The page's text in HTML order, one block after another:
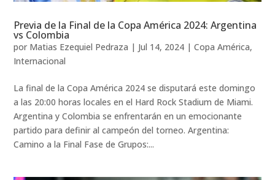
Previa de la Final de la Copa América 2024: Argentina
vs Colombia
por Matias Ezequiel Pedraza | Jul 14, 2024 |Copa América,
Internacional
La final de la Copa América 2024 se disputará este domingo
a las 20:00 horas locales en el Hard Rock Stadium de Miami.
Argentina y Colombia se enfrentarán en un emocionante
partido para definir al campeón del torneo. Argentina:
Camino a la Final Fase de Grupos:...